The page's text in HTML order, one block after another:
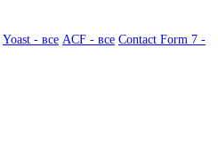
Yoast - все ACF - все Contact Form 7 -